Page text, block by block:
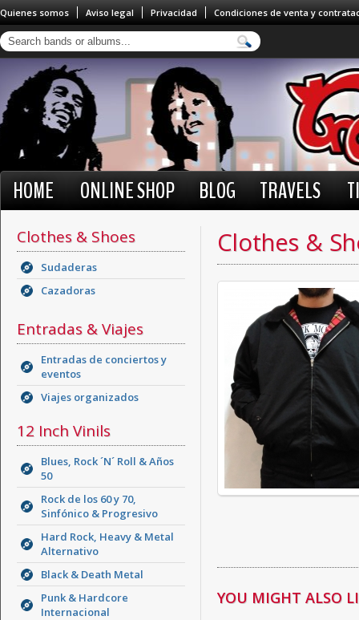
Quienes somos Aviso legal Privacidad Condiciones de venta y
HOME ONLINE SHOP BLOG TRAVELS
Clothes & Shoes
Sudaderas
Cazadoras
Entradas & Viajes
Entradas de conciertos y
eventos
Viajes organizados
12 Inch Vinils
Blues, Rock ´N´ Roll & Años
50
Rock de los 60 y 70,
Sinfónico & Progresivo
Hard Rock, Heavy & Metal
Alternativo
Black & Death Metal
Punk & Hardcore
Internacional
Clothes &
YOU MIGHT ALSO